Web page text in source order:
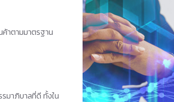
าตามมาตรฐาน
มาภิบาลที่ดี ทั้งใน